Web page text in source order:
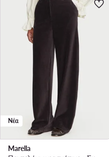
Νέα
Marella